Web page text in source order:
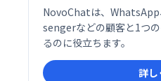
NovoChatは、
sengerなどの顧客と1つ
るのに役立ちます。
詳し